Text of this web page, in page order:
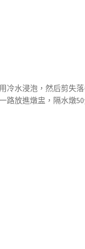
冷水浸泡，然后剪失
放進燉盅，隔水燉